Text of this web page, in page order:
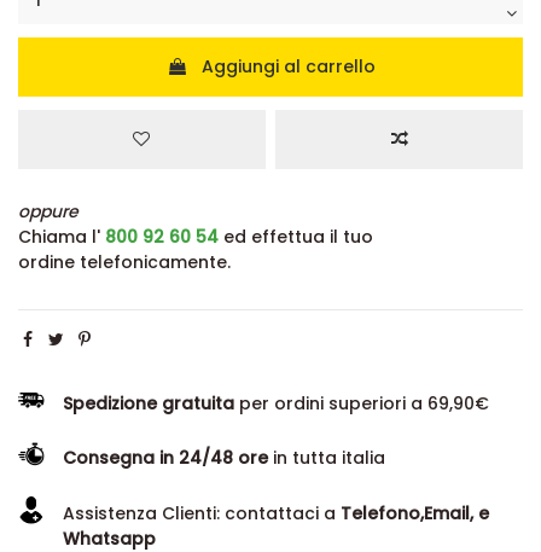
Aggiungi al carrello
oppure
Chiama l' 800 92 60 54 ed effettua il tuo
ordine telefonicamente.
Spedizione gratuita per ordini superiori a 69,90€
Consegna in 24/48 orein tutta italia
Assistenza Clienti: contattaci a Telefono,Email, e
Whatsapp